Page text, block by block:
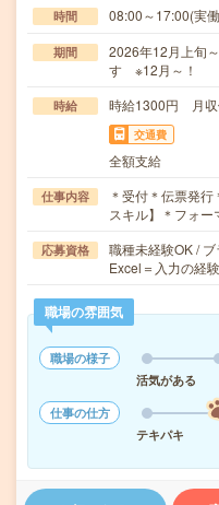
時間 08:00～17:00(実
期間
2026年12月上旬
す ※12月～！
時給 時給1300円 月収
交通費
全額支給
仕事内容
＊受付＊伝票発
スキル】＊フォー
応募資格
職種未経験OK /
Excel＝入力の経
職場の雰囲気
職場の様子
活気がある
仕事の仕方
テキパキ